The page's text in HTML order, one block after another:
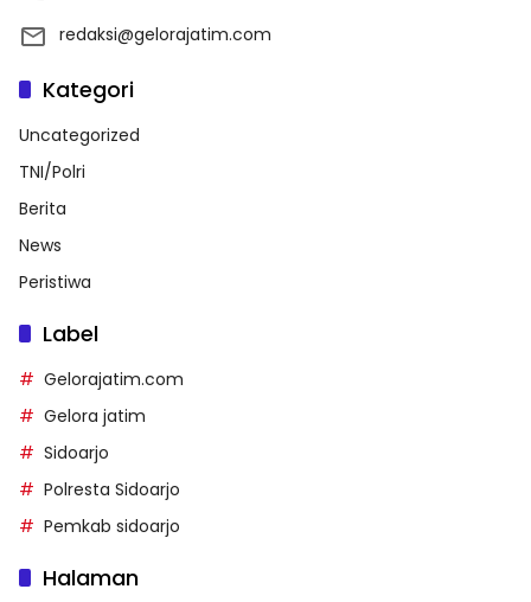
redaksi@gelorajatim.com
Kategori
Uncategorized
TNI/Polri
Berita
News
Peristiwa
Label
Gelorajatim.com
Gelora jatim
Sidoarjo
Polresta Sidoarjo
Pemkab sidoarjo
Halaman